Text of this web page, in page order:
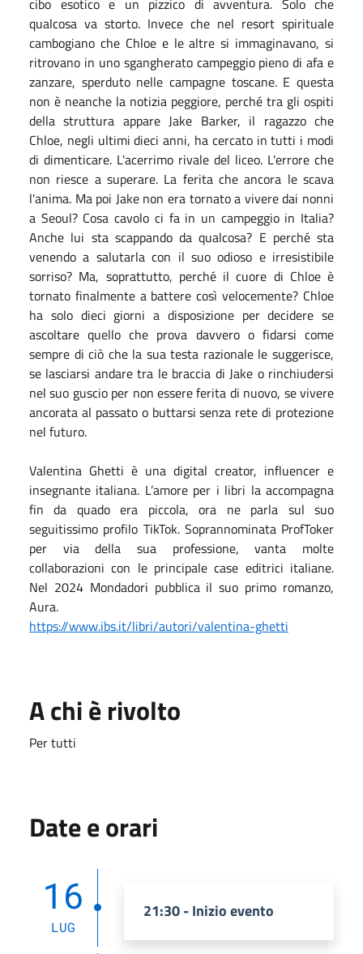
qualcosa va storto. Invece che nel resort spirituale
cambogiano che Chloe e le altre si immaginavano, si
ritrovano in uno sgangherato campeggio pieno di afa e
zanzare, sperduto nelle campagne toscane. E questa
non è neanche la notizia peggiore, perché tra gli ospiti
della struttura appare Jake Barker, il ragazzo che
Chloe, negli ultimi dieci anni, ha cercato in tutti i modi
di dimenticare. L'acerrimo rivale del liceo. L'errore che
non riesce a superare. La ferita che ancora le scava
l'anima. Ma poi Jake non era tornato a vivere dai nonni
a Seoul? Cosa cavolo ci fa in un campeggio in Italia?
Anche lui sta scappando da qualcosa? E perché sta
venendo a salutarla con il suo odioso e irresistibile
sorriso? Ma, soprattutto, perché il cuore di Chloe è
tornato finalmente a battere così velocemente? Chloe
ha solo dieci giorni a disposizione per decidere se
ascoltare quello che prova davvero o fidarsi come
sempre di ciò che la sua testa razionale le suggerisce,
se lasciarsi andare tra le braccia di Jake o rinchiudersi
nel suo guscio per non essere ferita di nuovo, se vivere
ancorata al passato o buttarsi senza rete di protezione
nel futuro.
Valentina Ghetti è una digital creator, influencer e
insegnante italiana. L’amore per i libri la accompagna
fin da quado era piccola, ora ne parla sul suo
seguitissimo profilo TikTok. Soprannominata ProfToker
per via della sua professione, vanta molte
collaborazioni con le principale case editrici italiane.
Nel 2024 Mondadori pubblica il suo primo romanzo,
Aura.
https://www.ibs.it/libri/autori/valentina-ghetti
A chi è rivolto
Per tutti
Date e orari
16
LUG
21:30 - Inizio evento